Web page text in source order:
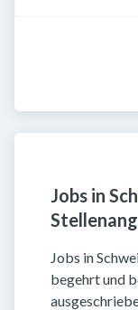
Jobs in
Jobs in
begehrt und